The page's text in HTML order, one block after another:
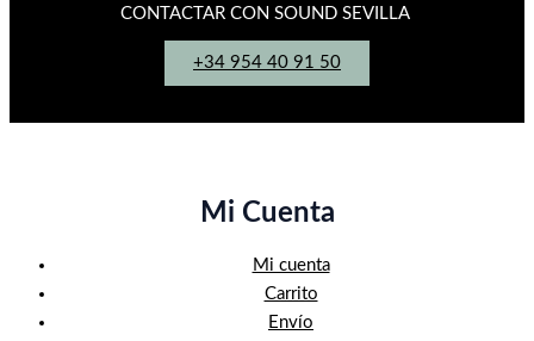
CONTACTAR CON SOUND SEVILLA
+34 954 40 91 50
Mi Cuenta
Mi cuenta
Carrito
Envío